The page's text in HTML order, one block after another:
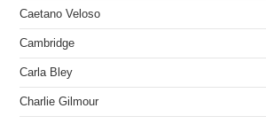
Caetano Veloso
Cambridge
Carla Bley
Charlie Gilmour